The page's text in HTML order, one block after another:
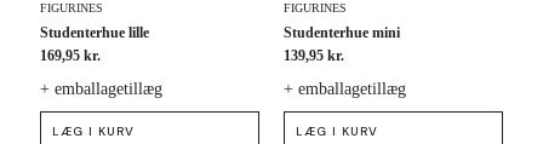
FIGURINES
Studenterhue lille
169,95 kr.
+ emballagetillæg
LÆG I KURV
FIGURINES
Studenterhue mini
139,95 kr.
+ emballagetillæg
LÆG I KURV